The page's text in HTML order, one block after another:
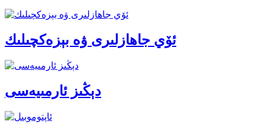
ئۆي جاھازلىرى ۋە بېزەكچىلىك
دېڭىز ئارمىيەسى